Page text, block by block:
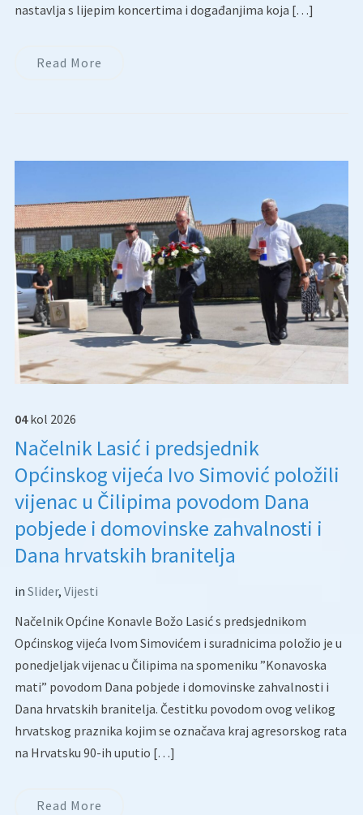
nastavlja s lijepim koncertima i događanjima koja […]
Read More
04 kol 2026
Načelnik Lasić i predsjednik
Općinskog vijeća Ivo Simović položili
vijenac u Čilipima povodom Dana
pobjede i domovinske zahvalnosti i
Dana hrvatskih branitelja
in Slider, Vijesti
Načelnik Općine Konavle Božo Lasić s predsjednikom
Općinskog vijeća Ivom Simovićem i suradnicima položio je u
ponedjeljak vijenac u Čilipima na spomeniku ”Konavoska
mati” povodom Dana pobjede i domovinske zahvalnosti i
Dana hrvatskih branitelja. Čestitku povodom ovog velikog
hrvatskog praznika kojim se označava kraj agresorskog rata
na Hrvatsku 90-ih uputio […]
Read More